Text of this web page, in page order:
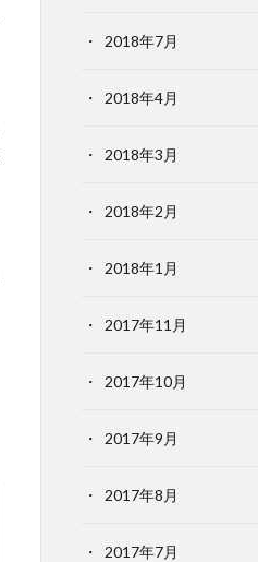
2018年7月
2018年4月
2018年3月
2018年2月
2018年1月
2017年11月
2017年10月
2017年9月
2017年8月
2017年7月